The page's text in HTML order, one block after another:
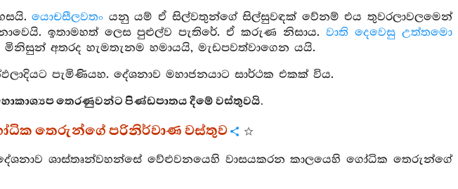
යොචසීලවතං යනු යම් ඒ සිල්වතුන්ගේ සිල්සුවඳක් වේනම් එය තුවරලාවලමෙන්
ඉතාමහත් ලෙස පුළුල්ව පැතිරේ. ඒ කරුණ නිසාය.වාති දෙවෙසු උත්තමො
අතරද හැමතැනම හමායයි, මැඩපවත්වාගෙන යයි.
පැමිණියහ. දේශනාව මහාජනයාට සාර්ථක එකක් විය.
තෙරණුවන්ට පිණ්ඩපාතය දීමේ වස්තුවයි.
තෙරුන්ගේ පරිනිර්වාණ වස්තුව
ශාස්තෘන්වහන්සේ වේළුවනයෙහි වාසයකරන කාලයෙහි ගෝධික තෙරුන්ගේ